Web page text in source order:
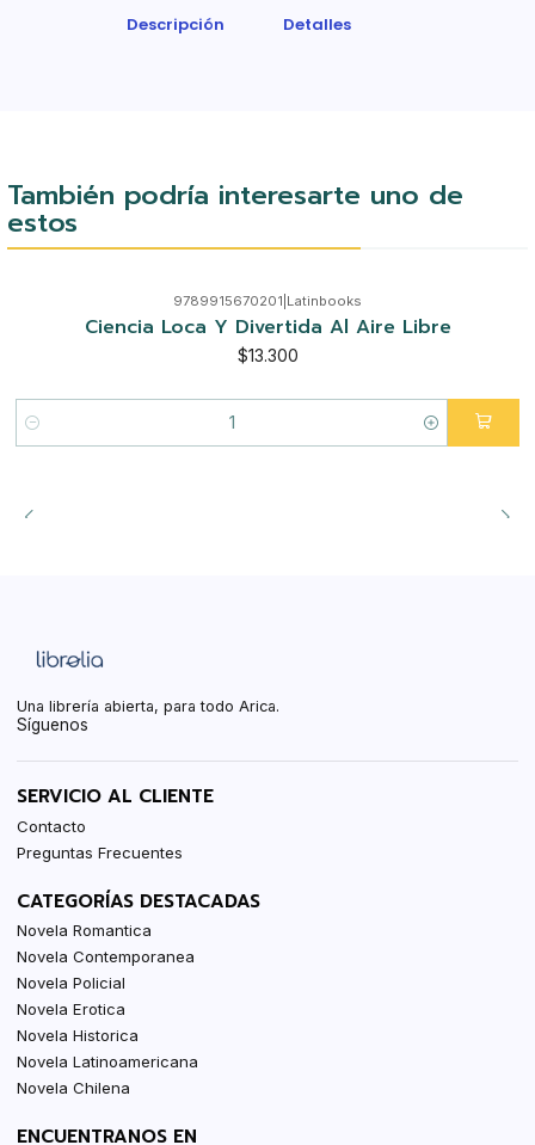
Descripción Detalles
También podría interesarte uno de
estos
9789915670201 Latinbooks
Ciencia Loca Y Divertida Al Aire Libre
$13.300
Cantidad
Una librería abierta, para todo Arica.
Síguenos
SERVICIO AL CLIENTE
Contacto
Preguntas Frecuentes
CATEGORÍAS DESTACADAS
Novela Romantica
Novela Contemporanea
Novela Policial
Novela Erotica
Novela Historica
Novela Latinoamericana
Novela Chilena
ENCUENTRANOS EN